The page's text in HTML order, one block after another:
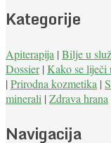
Kategorije
Apiterapija | Bilje u
Dossier| Kako se liječi
| Prirodna kozmetika |
minerali | Zdrava hrana
Navigacija